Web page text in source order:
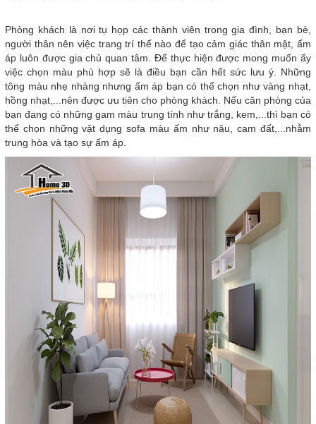
Phòng khách là nơi tụ họp các thành viên trong gia đình, bạn bè,
người thân nên việc trang trí thế nào để tạo cảm giác thân mật, ấm
áp luôn được gia chủ quan tâm. Để thực hiện được mong muốn ấy
việc chọn màu phù hợp sẽ là điều bạn cần hết sức lưu ý. Những
tông màu nhẹ nhàng nhưng ấm áp bạn có thể chọn như vàng nhạt,
hồng nhạt,...nên được ưu tiên cho phòng khách. Nếu căn phòng của
bạn đang có những gam màu trung tính như trắng, kem,...thì bạn có
thể chọn những vật dụng sofa màu ấm như nâu, cam đất,...nhằm
trung hòa và tạo sự ấm áp.